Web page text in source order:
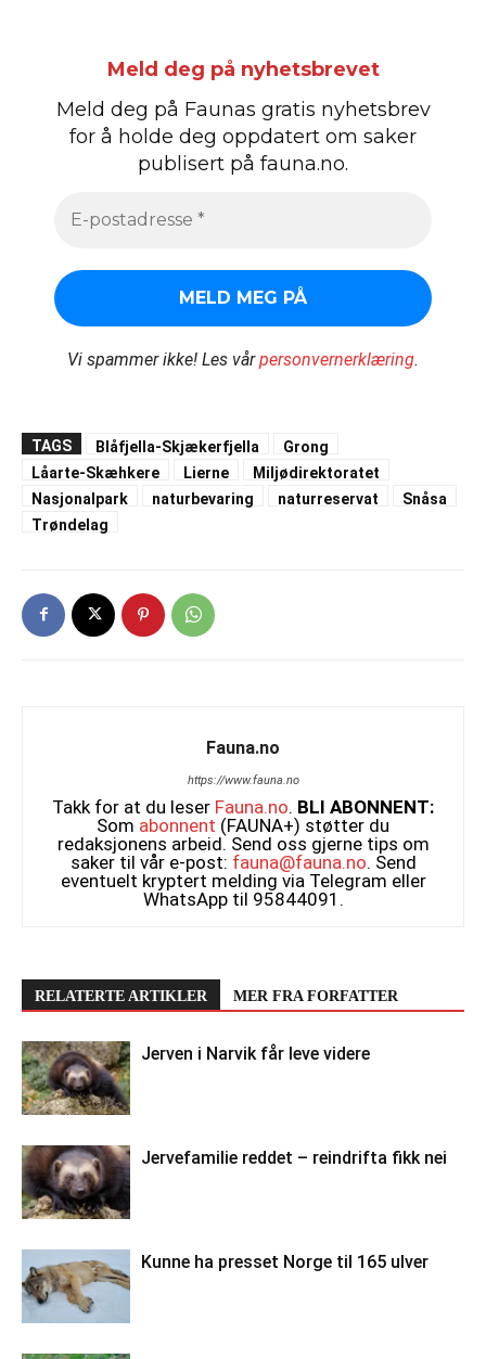
Meld deg på nyhetsbrevet
Meld deg på Faunas gratis nyhetsbrev
for å holde deg oppdatert om saker
publisert på fauna.no.
Vi spammer ikke! Les vårpersonvernerklæring.
TAGS Blåfjella-Skjækerfjella
Grong
Låarte-Skæhkere
Lierne
Miljødirektoratet
Nasjonalpark
naturbevaring naturreservat
Snåsa
Trøndelag
Fauna.no
https://www.fauna.no
Takk for at du leser Fauna.no. BLI ABONNENT:
Som abonnent (FAUNA+) støtter du
redaksjonens arbeid. Send oss gjerne tips om
saker til vår e-post: fauna@fauna.no. Send
eventuelt kryptert melding via Telegram eller
WhatsApp til 95844091.
RELATERTE ARTIKLER MER FRA FORFATTER
Jerven i Narvik får leve videre
Jervefamilie reddet – reindrifta fikk nei
Kunne ha presset Norge til 165 ulver